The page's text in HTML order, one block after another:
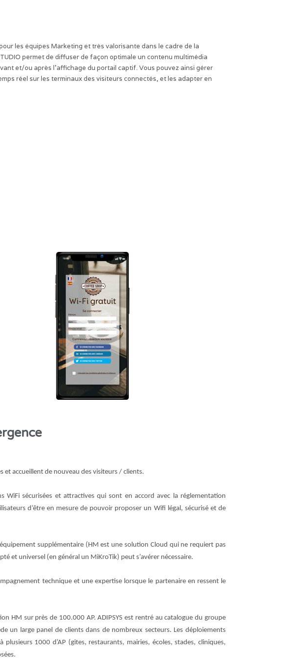
les équipes Marketing et très valorisante dans le cadre de la
permet de diffuser de façon optimale un contenu multimédia
et/ou après l’affichage du portail captif. Vous pouvez ainsi gérer
réel sur les terminaux des visiteurs connectés, et les adapter en
et accueillent de nouveau des visiteurs / clients.
sécurisées et attractives qui sont en accord avec la réglementation
d’être en mesure de pouvoir proposer un Wifi légal, sécurisé et de
supplémentaire (HM est une solution Cloud qui ne requiert pas
et universel (en général un MiKroTik) peut s’avérer nécessaire.
technique et une expertise lorsque le partenaire en ressent le
HM sur près de 100.000 AP. ADIPSYS est rentré au catalogue du groupe
un large panel de clients dans de nombreux secteurs. Les déploiements
1000 d’AP (gites, restaurants, mairies, écoles, stades, cliniques,